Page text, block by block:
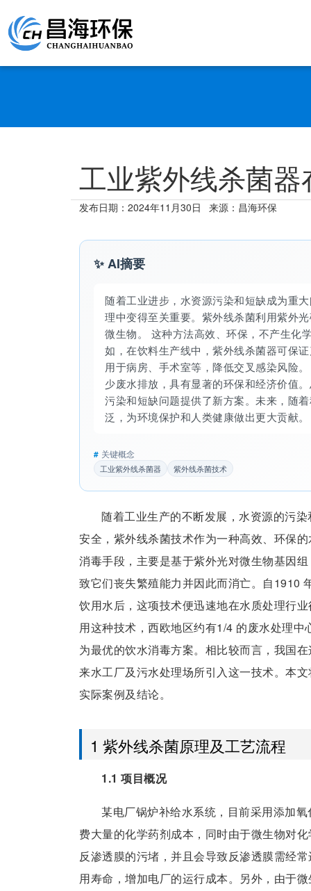
工业紫外线杀菌
发布日期： 2024年11月30日 来源：昌海环保
✨ AI摘要
随着工业进步，水资源污染和短缺成为重
理中变得至关重要。紫外线杀菌利用紫外
微生物。 这种方法高效、环保，不产生化
如，在饮料生产线中，紫外线杀菌器可保
用于病房、手术室等，降低交叉感染风险
少废水排放，具有显著的环保和经济价值
污染和短缺问题提供了新方案。未来，随
泛，为环境保护和人类健康做出更大贡献。
# 关键概念
工业紫外线杀菌器 紫外线杀菌技术
随着工业生产的不断发展，水资源的污
安全，紫外线杀菌技术作为一种高效、环保
消毒手段，主要是基于紫外光对微生物基因
致它们丧失繁殖能力并因此而消亡。自1910
饮用水后，这项技术便迅速地在水质处理行
用这种技术，西欧地区约有1/4 的废水处理
为最优的饮水消毒方案。相比较而言，我国
来水工厂及污水处理场所引入这一技术。本
实际案例及结论。
1 紫外线杀菌原理及工艺流程
1.1 项目概况
某电厂锅炉补给水系统，目前采用添加
费大量的化学药剂成本，同时由于微生物对
反渗透膜的污堵，并且会导致反渗透膜需经
用寿命，增加电厂的运行成本。另外，由于